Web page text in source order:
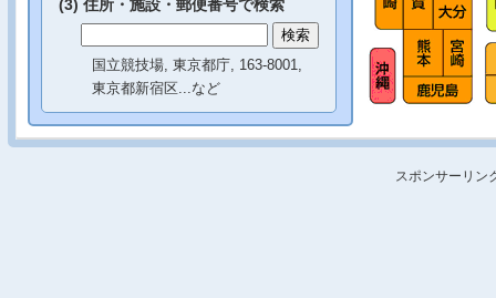
(3) 住所・施設・郵便番号で検索
国立競技場, 東京都庁, 163-8001,
東京都新宿区...など
スポンサーリン